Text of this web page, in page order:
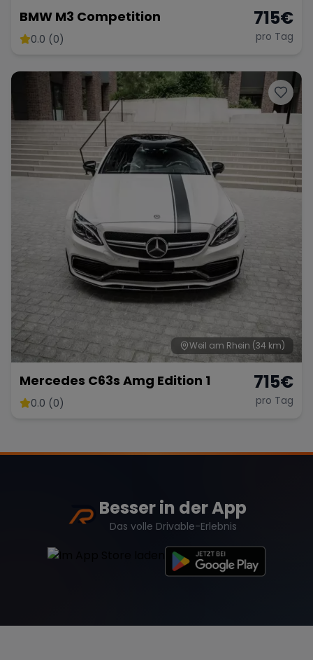
BMW M3 Competition
0.0 (0)
715€
pro Tag
Weil am Rhein (34 km)
Mercedes C63s Amg Edition 1
0.0 (0)
715€
pro Tag
Besser in der App
Das volle Drivable-Erlebnis